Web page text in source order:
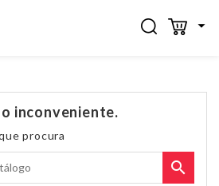

inconveniente.
procura
